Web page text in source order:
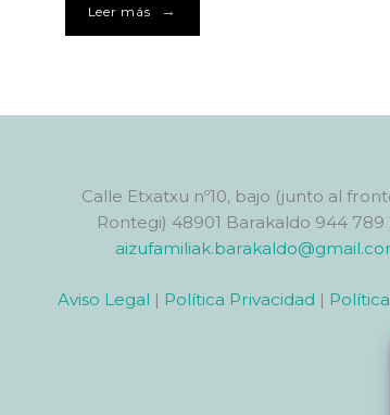
Leer más →
Calle Etxatxu nº10, bajo (junto al
Rontegi) 48901 Barakaldo 944 789
Aviso Legal | Política Privacidad |